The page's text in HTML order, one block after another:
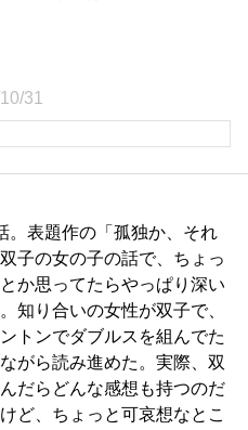
31
。表題作の「孤独か、それ
子の女の子の話で、ちょっ
か思ってたらやっぱり深い
知り合いの女性が双子で、
トンでダブルスを組んでた
がら読み進めた。実際、双
だらどんな感想も持つのだ
ど、ちょっと可哀想なとこ